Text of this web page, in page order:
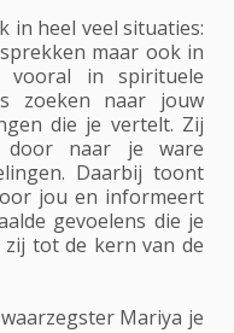
in heel veel situaties:
maar ook in
vooral in spirituele
zoeken naar jouw
die je vertelt. Zij
door naar je ware
Daarbij toont
jou en informeert
gevoelens die je
tot de kern van de
Mariya je